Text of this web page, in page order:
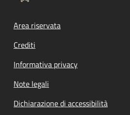
Footer menu
Area riservata
Crediti
Informativa privacy
Note legali
Dichiarazione di accessibilità